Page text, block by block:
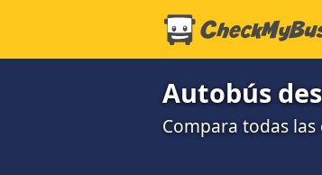
Autobús
Compara todas